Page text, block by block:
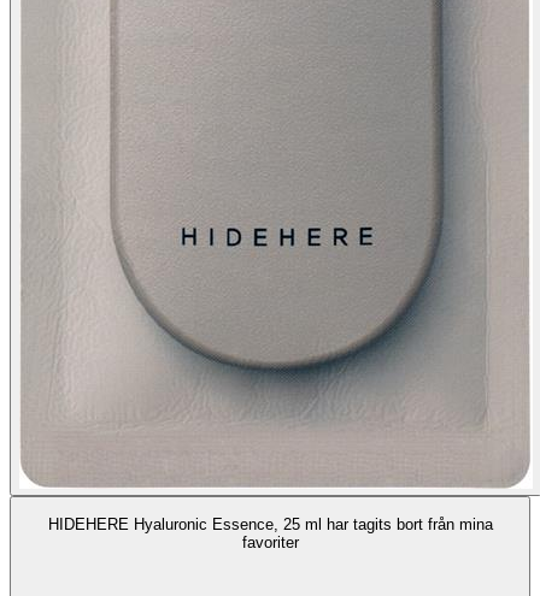
HIDEHERE Hyaluronic Essence, 25 ml har tagits bort från mina
favoriter